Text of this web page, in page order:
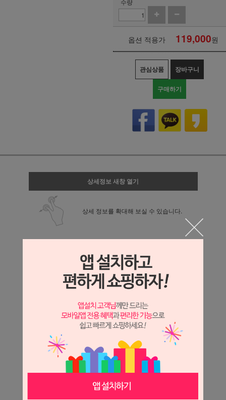
수량
옵션 적용가 119,000원
관심상품 장바구니
구매하기
상세정보 새창 열기
상세 정보를 확대해 보실 수 있습니다.